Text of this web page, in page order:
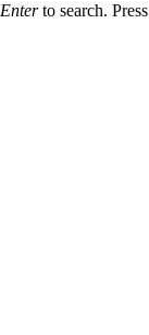
Enterto search. Press